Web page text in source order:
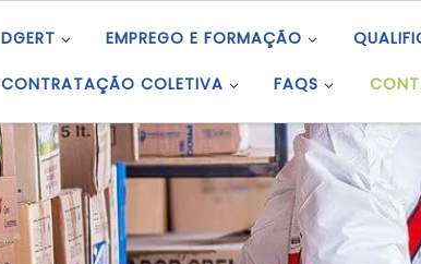
DGERT EMPREGO E FORMAÇÃO
CONTRATAÇÃO COLETIVA FAQS